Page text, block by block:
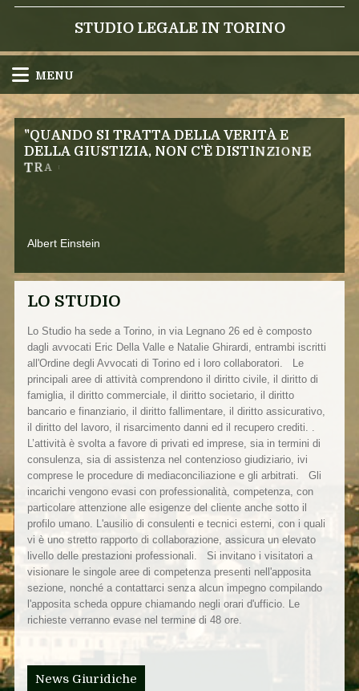
STUDIO LEGALE IN TORINO
MENU
"QUANDO SI TRATTA DELLA VERITÀ E
DELLA GIUSTIZIA, NON C'È DISTINZIONE
TRA I
Albert Einstein
LO STUDIO
Lo Studio ha sede a Torino, in via Legnano 26 ed è composto
dagli avvocati Eric Della Valle e Natalie Ghirardi, entrambi iscritti
all'Ordine degli Avvocati di Torino ed i loro collaboratori. Le
principali aree di attività comprendono il diritto civile, il diritto di
famiglia, il diritto commerciale, il diritto societario, il diritto
bancario e finanziario, il diritto fallimentare, il diritto assicurativo,
il diritto del lavoro, il risarcimento danni ed il recupero crediti. .
L’attività è svolta a favore di privati ed imprese, sia in termini di
consulenza, sia di assistenza nel contenzioso giudiziario, ivi
comprese le procedure di mediaconciliazione e gli arbitrati. Gli
incarichi vengono evasi con professionalità, competenza, con
particolare attenzione alle esigenze del cliente anche sotto il
profilo umano. L'ausilio di consulenti e tecnici esterni, con i quali
vi è uno stretto rapporto di collaborazione, assicura un elevato
livello delle prestazioni professionali. Si invitano i visitatori a
visionare le singole aree di competenza presenti nell'apposita
sezione, nonché a contattarci senza alcun impegno compilando
l'apposita scheda oppure chiamando negli orari d'ufficio. Le
richieste verranno evase nel termine di 48 ore.
News Giuridiche